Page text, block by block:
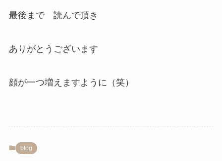
最後まで 読んで頂き
ありがとうございます
顔が一つ増えますように（笑）
blog